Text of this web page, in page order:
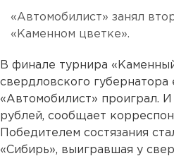
«Автомобилист» занял
«Каменном цветке».
В финале турнира
свердловского губернатора
«Автомобилист» проиграл.
рублей, сообщает
Победителем состязания
«Сибирь», выигравшая у